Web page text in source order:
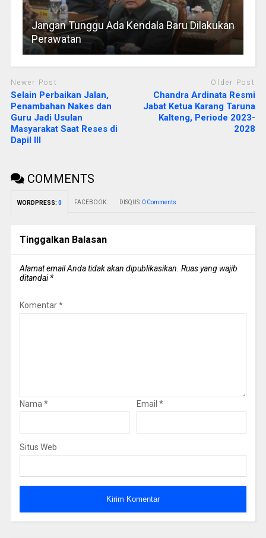
Jangan Tunggu Ada Kendala Baru Dilakukan
Perawatan
Newer Post
Selain Perbaikan Jalan,
Penambahan Nakes dan
Guru Jadi Usulan
Masyarakat Saat Reses di
Dapil III
Older Post
Chandra Ardinata Resmi
Jabat Ketua Karang Taruna
Kalteng, Periode 2023-
2028
COMMENTS
WORDPRESS: 0 FACEBOOK: DISQUS: 0 Comments
Tinggalkan Balasan
Alamat email Anda tidak akan dipublikasikan. Ruas yang wajib
ditandai*
Komentar*
Nama * Email *
Situs Web